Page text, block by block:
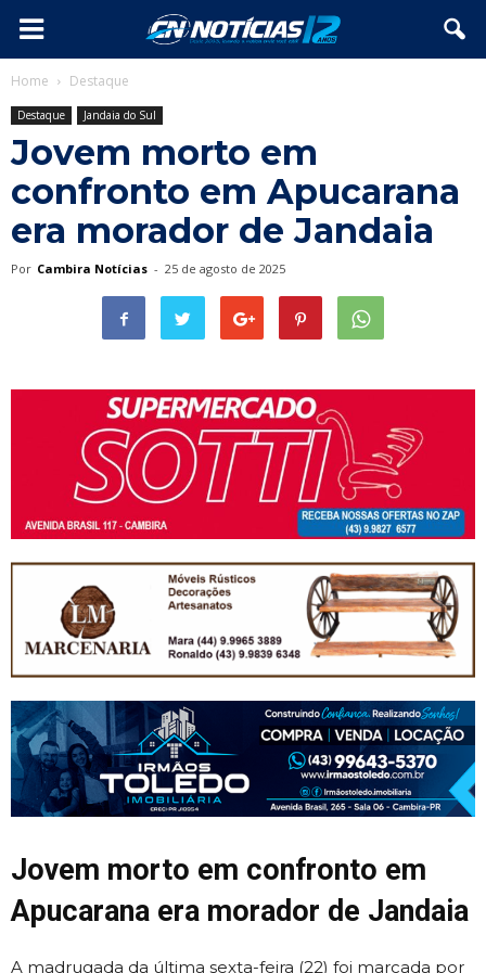
Home Destaque
Destaque Jandaia do Sul
Jovem morto em
confronto em Apucarana
era morador de Jandaia
Por Cambira Notícias - 25 de agosto de 2025
Jovem morto em confronto em
Apucarana era morador de Jandaia
A madrugada da última sexta-feira (22) foi marcada por